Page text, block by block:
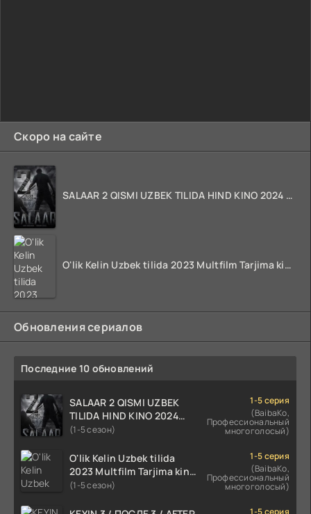
Скоро на сайте
SALAAR 2 QISMI UZBEK TILIDA HIND KINO 2024 TARJIMA 720p HD Skachat
O'lik Kelin Uzbek tilida 2023 Multfilm Tarjima kino skachat
Обновления сериалов
Последние 10 обновлений
SALAAR 2 QISMI UZBEK
TILIDA HIND KINO 2024
TARJIMA 720p HD Skachat
(1-5 сезон)
1-5 серия
(BaibaKo,
Профессиональный
многоголосый)
O'lik Kelin Uzbek tilida
2023 Multfilm Tarjima kino
skachat
(1-5 сезон)
1-5 серия
(BaibaKo,
Профессиональный
многоголосый)
1-5 серия